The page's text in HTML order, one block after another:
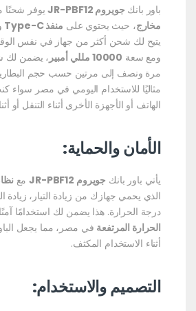
باور بانك جويروم JR-PBF12 يوفر شحنًا
مخارج، حيث يحتوي على منفذ Type-C
يتيح لك شحن أكثر من جهاز في نفس
ومع سعة 10000 مللي أمبير
، يضمن
مرة ونصف إلى مرتين حسب حجم
مثاليًا للاستخدام اليومي في مصر سواء
الهاتف أو الأجهزة الأخرى أثناء التنقل أو
الأمان والحماية:
يأتي باور بانك جويروم JR-PBF12 مع
الذي يحمي جهازك من زيادة التيار، زيادة
درجة الحرارة. هذا يضمن لك استخدامًا
الحرارة المرتفعة في مصر، مما يجعل
أثناء الاستخدام المكثف.
التصميم والاستخدام: